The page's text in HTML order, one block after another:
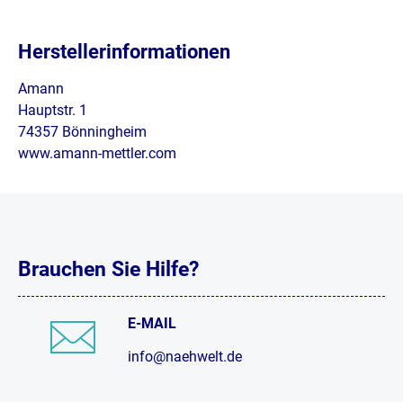
Herstellerinformationen
Amann
Hauptstr. 1
74357 Bönningheim
www.amann-mettler.com
Brauchen Sie Hilfe?
E-MAIL
info@naehwelt.de